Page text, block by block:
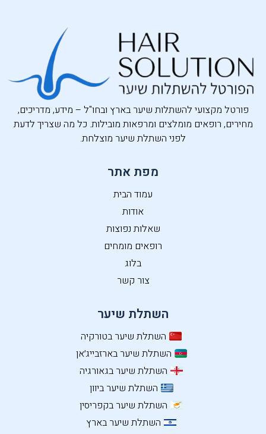
פורטל מקצועי להשתלות שיער בארץ ובחו"ל – מידע, מדריכים,
מחירים, רופאים מומלצים ומרפאות מובילות. כל מה שצריך לדעת
לפני השתלת שיער מוצלחת.
מפת אתר
עמוד הבית
אודות
שאלות נפוצות
רופאים מומחים
בלוג
צור קשר
השתלת שיער
השתלת שיער בטורקיה
השתלת שיער בארזבייג׳אן
השתלת שיער בגאורגיה
השתלת שיער ביוון
השתלת שיער בקפריסין
השתלת שיער בארץ